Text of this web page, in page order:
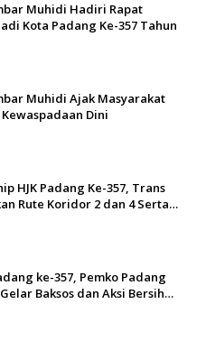
Muhidi Hadiri Rapat
Kota Padang Ke-357 Tahun
Muhidi Ajak Masyarakat
Dini
HJK Padang Ke-357, Trans
Rute Koridor 2 dan 4 Serta
ke-357, Pemko Padang
Baksos dan Aksi Bersih